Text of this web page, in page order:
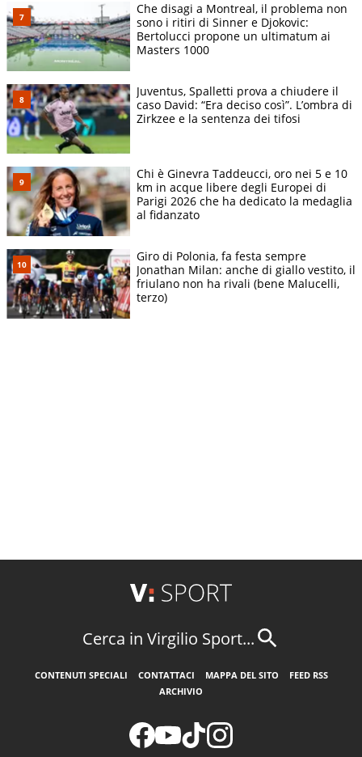
Che disagi a Montreal, il problema non
sono i ritiri di Sinner e Djokovic:
Bertolucci propone un ultimatum ai
Masters 1000
Juventus, Spalletti prova a chiudere il
caso David: “Era deciso così”. L’ombra di
Zirkzee e la sentenza dei tifosi
Chi è Ginevra Taddeucci, oro nei 5 e 10
km in acque libere degli Europei di
Parigi 2026 che ha dedicato la medaglia
al fidanzato
Giro di Polonia, fa festa sempre
Jonathan Milan: anche di giallo vestito, il
friulano non ha rivali (bene Malucelli,
terzo)
Cerca in Virgilio Sport...
CONTENUTI SPECIALI CONTATTACI MAPPA DEL SITO
FEED RSS
ARCHIVIO